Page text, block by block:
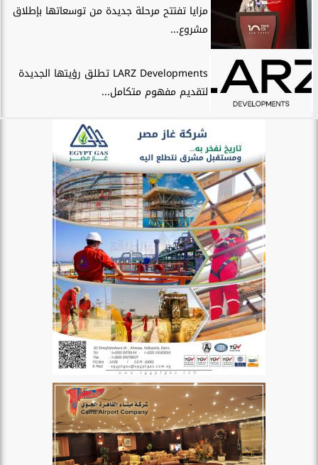
مزايا تفتتح مرحلة جديدة من توسعاتها بإطلاق
مشروع...
LARZ Developments تطلق رؤيتها الجديدة
لتقديم مفهوم متكامل...